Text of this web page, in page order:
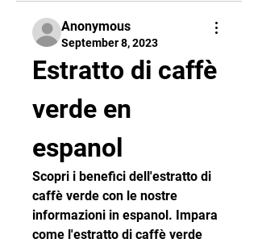
Anonymous
September 8, 2023
Estratto di caffè
verde en
espanol
Scopri i benefici dell'estratto di
caffè verde con le nostre
informazioni in espanol. Impara
come l'estratto di caffè verde